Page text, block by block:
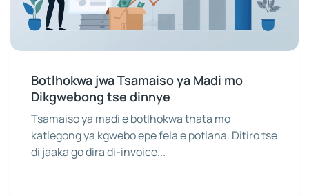
Botlhokwa jwa Tsamaiso ya Madi mo
Dikgwebong tse dinnye
Tsamaiso ya madi e botlhokwa thata mo
katlegong ya kgwebo epe fela e potlana. Ditiro tse
di jaaka go dira di-invoice...